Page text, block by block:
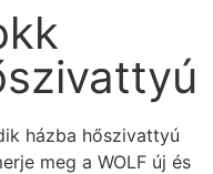
házba hőszivattyú
meg a WOLF új és